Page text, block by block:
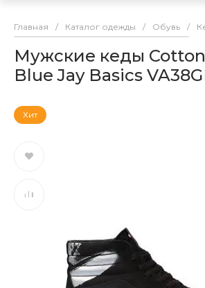
Главная / Каталог одежды / Обувь /
Мужские кеды
Blue Jay Basics
Хит